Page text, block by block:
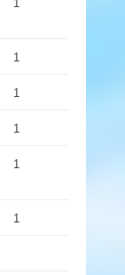
1
1
1
1
1
1